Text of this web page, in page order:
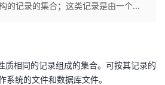
的记录的集合；这类记录是由一个...
质相同的记录组成的集合。可按其记录的
系统的文件和数据库文件。